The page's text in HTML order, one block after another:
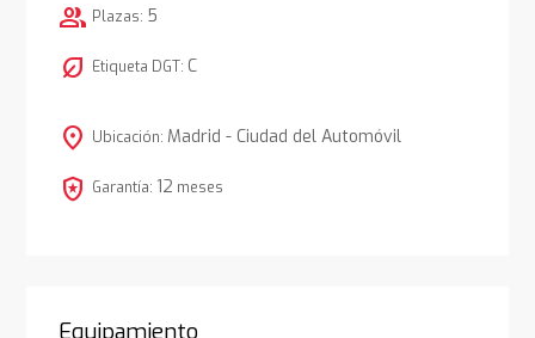
group Plazas: 5
nest_eco_leaf Etiqueta DGT: C
location_on Ubicación: Madrid - Ciudad del Automóvil
local_police Garantía: 12 meses
Equipamiento